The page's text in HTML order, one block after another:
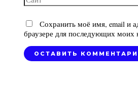
Сохранить моё имя, email и
браузере для последующих моих